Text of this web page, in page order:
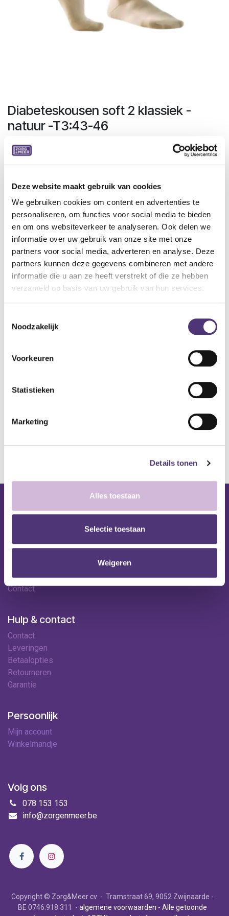
Deze website maakt gebruik van cookies
We gebruiken cookies om content en advertenties te
personaliseren, om functies voor social media te bieden
en om ons websiteverkeer te analyseren. Ook delen we
informatie over uw gebruik van onze site met onze
partners voor social media, adverteren en analyse. Deze
partners kunnen deze gegevens combineren met andere
informatie die u aan ze heeft verstrekt of die ze hebben
verzameld op basis van uw gebruik van hun services.
Noodzakelijk
Voorkeuren
Statistieken
Marketing
Details tonen
Alles toestaan
Selectie toestaan
Weigeren
Diabeteskousen soft 2 klassiek -
natuur -T3:43-46
De Bota Soft 2 zijn klassieke kousen voor zowel een man
als een vrouw.
Het is een korte kous met tenen.
Specificaties:
Voor schoenmaat 43-46
Belangrijk voor diabetici
Deze kousen mogen niet afsnoe­ren, zodat een goede
doorbloeding van de voet en het onderbeen moge­lijk is. De
kousen werden hiervoor speciaal ontwikkeld, zodat de
patiënten een aangename kous heeft die aan de modernste
com­forteisen voldoet.
Algemene voorwaarden
*Bij grote aankopen, gelieve de klantendienst te contacteren. Hier
Nuttige links
Onze specialisten
Onze locaties
Contact
Hulp & contact
Contact
Leveringen
Betaalopties
Retourneren
Garantie
Persoonlijk
Mijn account
Winkelmandje
Volg ons
078 153 153
info@zorgenmeer.be
Copyright © Zorg&Meer cv - Tramstraat 69, 9052 Zwijnaarde -
BE 0746.918.311 - algemene voorwaarden - Alle getoonde